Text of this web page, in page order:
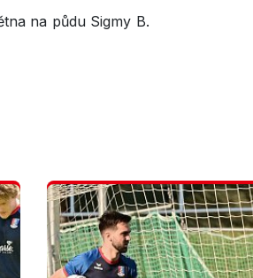
na půdu Sigmy B.